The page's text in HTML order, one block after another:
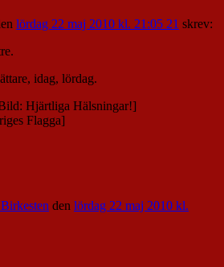
lördag 22 maj 2010 kl. 21:05 21 skrev:
idag, lördag.
den lördag 22 maj 2010 kl.